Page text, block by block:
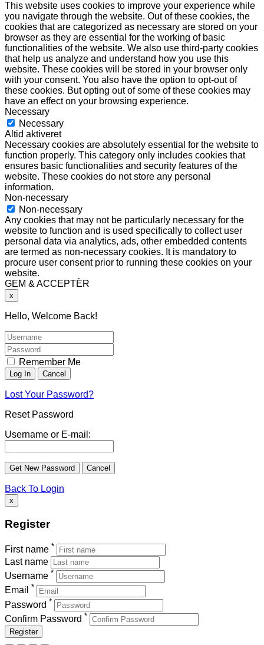
This website uses cookies to improve your experience while
you navigate through the website. Out of these cookies, the
cookies that are categorized as necessary are stored on your
browser as they are essential for the working of basic
functionalities of the website. We also use third-party cookies
that help us analyze and understand how you use this
website. These cookies will be stored in your browser only
with your consent. You also have the option to opt-out of
these cookies. But opting out of some of these cookies may
have an effect on your browsing experience.
Necessary
Necessary
Altid aktiveret
Necessary cookies are absolutely essential for the website to
function properly. This category only includes cookies that
ensures basic functionalities and security features of the
website. These cookies do not store any personal
information.
Non-necessary
Non-necessary
Any cookies that may not be particularly necessary for the
website to function and is used specifically to collect user
personal data via analytics, ads, other embedded contents
are termed as non-necessary cookies. It is mandatory to
procure user consent prior to running these cookies on your
website.
GEM & ACCEPTÈR
x
Hello, Welcome Back!
Remember Me
Lost Your Password?
Reset Password
Username or E-mail:
Back To Login
x
Register
First name *
Last name
Username *
Email *
Password *
Confirm Password *
Register